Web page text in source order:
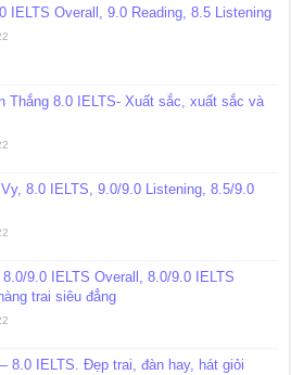
IELTS Overall, 9.0 Reading, 8.5 Listening
Thắng 8.0 IELTS- Xuất sắc, xuất sắc và
Vy, 8.0 IELTS, 9.0/9.0 Listening, 8.5/9.0
8.0/9.0 IELTS Overall, 8.0/9.0 IELTS
trai siêu đẳng
8.0 IELTS. Đẹp trai, đàn hay, hát giỏi